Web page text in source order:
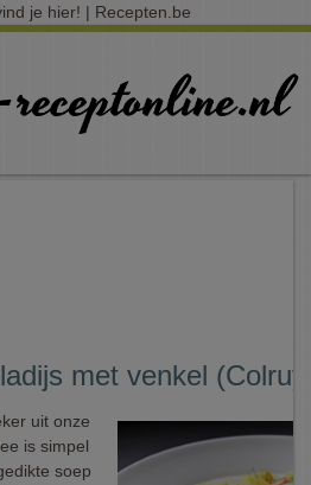
je hier! | Recepten.be
met venkel
uit onze
is simpel
soep